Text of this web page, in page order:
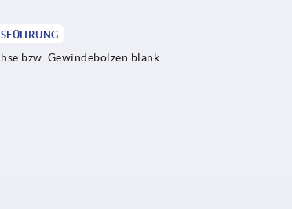
bzw. Gewindebolzen blank.